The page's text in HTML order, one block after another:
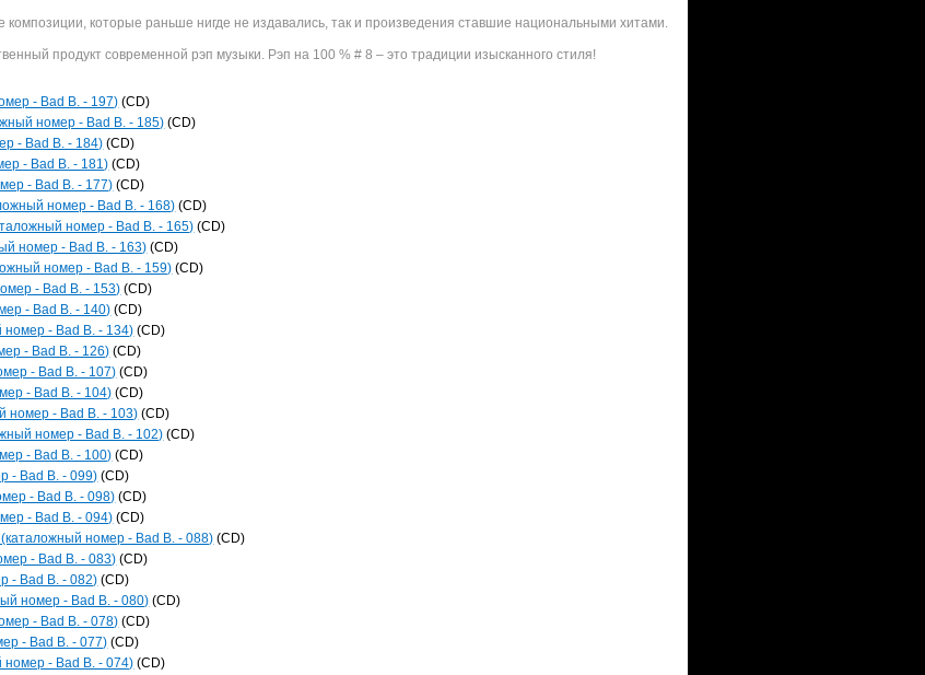
которые раньше нигде не издавались, так и произведения ставшие национальными хитами.
продукт современной рэп музыки. Рэп на 100 % # 8 – это традиции изысканного стиля!
- Bad B. - 197) (CD)
номер - Bad B. - 185) (CD)
- Bad B. - 184) (CD)
- Bad B. - 181) (CD)
- Bad B. - 177) (CD)
номер - Bad B. - 168) (CD)
номер - Bad B. - 165) (CD)
номер - Bad B. - 163) (CD)
номер - Bad B. - 159) (CD)
- Bad B. - 153) (CD)
- Bad B. - 140) (CD)
- Bad B. - 134) (CD)
- Bad B. - 126) (CD)
- Bad B. - 107) (CD)
- Bad B. - 104) (CD)
номер - Bad B. - 103) (CD)
номер - Bad B. - 102) (CD)
- Bad B. - 100) (CD)
- Bad B. - 099) (CD)
- Bad B. - 098) (CD)
- Bad B. - 094) (CD)
номер - Bad B. - 088) (CD)
- Bad B. - 083) (CD)
- Bad B. - 082) (CD)
номер - Bad B. - 080) (CD)
- Bad B. - 078) (CD)
- Bad B. - 077) (CD)
- Bad B. - 074) (CD)